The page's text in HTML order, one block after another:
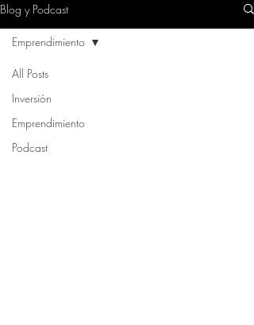
Blog y Podcast
All Posts
Inversión
Emprendimiento
Podcast
Emprendimiento